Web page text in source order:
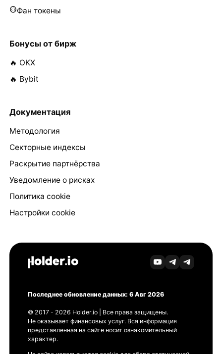
Фан токены
Бонусы от бирж
🔥 OKX
🔥 Bybit
Документация
Методология
Секторные индексы
Раскрытие партнёрства
Уведомление о рисках
Политика cookie
Настройки cookie
Последнее обновление данных: 6 Авг 2026
© 2017 - 2026 Holder.io | Все права защищены.
Не оказывает финансовых услуг. Вся информация
представленная на сайте носит ознакомительный
характер.